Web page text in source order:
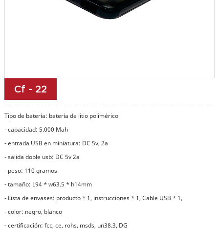
Cf - 22
Tipo de batería: batería de litio polimérico
- capacidad: 5.000 Mah
- entrada USB en miniatura: DC 5v, 2a
- salida doble usb: DC 5v 2a
- peso: 110 gramos
- tamaño: L94 * w63.5 * h14mm
- Lista de envases: producto * 1, instrucciones * 1, Cable USB * 1,
- color: negro, blanco
- certificación: fcc, ce, rohs, msds, un38.3, DG